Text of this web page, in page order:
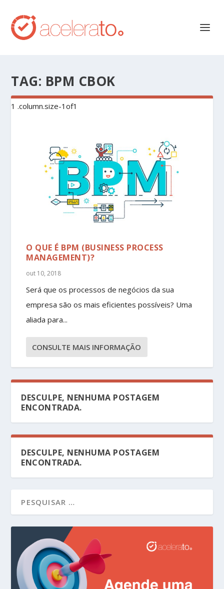
TAG: BPM CBOK
O QUE É BPM (BUSINESS PROCESS
MANAGEMENT)?
out 10, 2018
Será que os processos de negócios da sua
empresa são os mais eficientes possíveis? Uma
aliada para...
CONSULTE MAIS INFORMAÇÃO
DESCULPE, NENHUMA POSTAGEM
ENCONTRADA.
DESCULPE, NENHUMA POSTAGEM
ENCONTRADA.